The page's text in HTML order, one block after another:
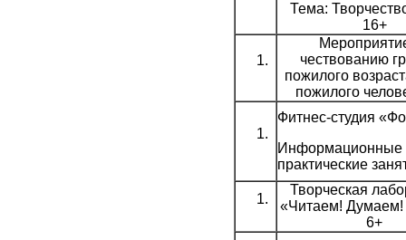
Тема:
16+
чествованию
пожилого
пожилого
Фитнес-студия
Информационные
практические
Творческая
«Читаем! Думаем!
6+